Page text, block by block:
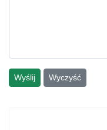
Wyślij Wyczyść